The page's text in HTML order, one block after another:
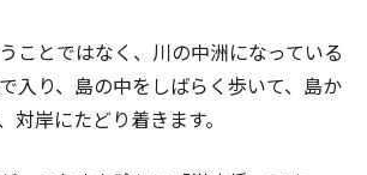
ことではなく、川の中洲になっている
入り、島の中をしばらく歩いて、島か
対岸にたどり着きます。